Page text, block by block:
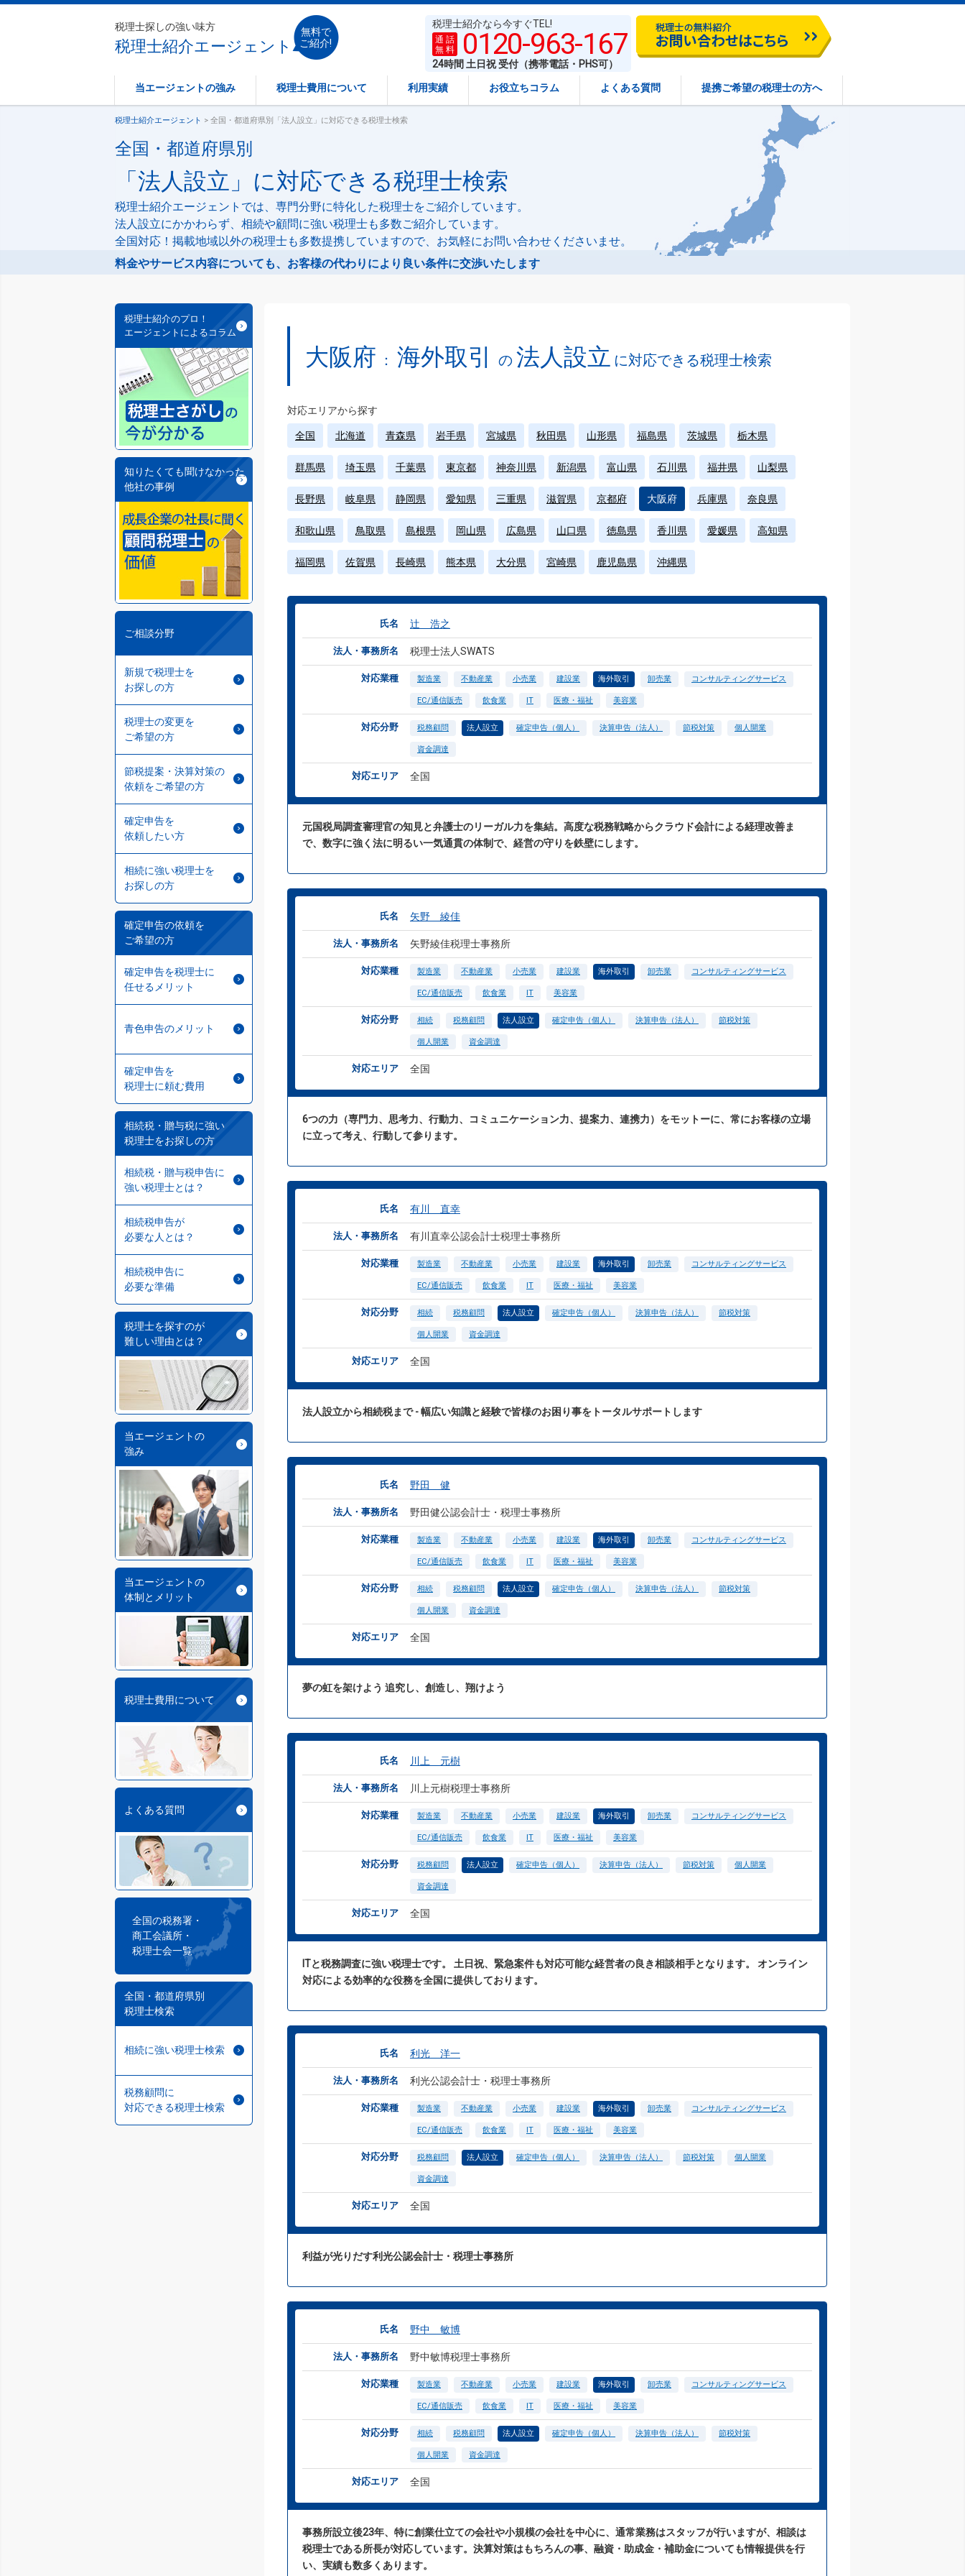
税理士探しの強い味方
税理士紹介エージェント
無料で
ご紹介!
税理士紹介なら今すぐTEL!
通 話
無 料
0120-963-167
24時間 土日祝 受付（携帯電話・PHS可）
当エージェントの強み 税理士費用について 利用実績 お役立ちコラム よくある質問 提携ご希望の税理士の方へ
税理士紹介エージェント > 全国・都道府県別「法人設立」に対応できる税理士検索
全国・都道府県別
「法人設立」に対応できる税理士検索
税理士紹介エージェントでは、専門分野に特化した税理士をご紹介しています。
法人設立にかかわらず、相続や顧問に強い税理士も多数ご紹介しています。
全国対応！掲載地域以外の税理士も多数提携していますので、お気軽にお問い合わせくださいませ。
料金やサービス内容についても、お客様の代わりにより良い条件に交渉いたします
税理士紹介のプロ！
エージェントによるコラム
知りたくても聞けなかった
他社の事例
ご相談分野
新規で税理士を
お探しの方
税理士の変更を
ご希望の方
節税提案・決算対策の
依頼をご希望の方
確定申告を
依頼したい方
相続に強い税理士を
お探しの方
確定申告の依頼を
ご希望の方
確定申告を税理士に
任せるメリット
青色申告のメリット
確定申告を
税理士に頼む費用
相続税・贈与税に強い
税理士をお探しの方
相続税・贈与税申告に
強い税理士とは？
相続税申告が
必要な人とは？
相続税申告に
必要な準備
税理士を探すのが
難しい理由とは？
当エージェントの
強み
当エージェントの
体制とメリット
税理士費用について
よくある質問
全国の税務署・
商工会議所・
税理士会一覧
全国・都道府県別
税理士検索
相続に強い税理士検索
税務顧問に
対応できる税理士検索
大阪府 ： 海外取引 の 法人設立 に対応できる税理士検索
対応エリアから探す
全国 北海道 青森県 岩手県 宮城県 秋田県 山形県 福島県 茨城県 栃木県
群馬県 埼玉県 千葉県 東京都 神奈川県 新潟県 富山県 石川県 福井県 山梨県
長野県 岐阜県 静岡県 愛知県 三重県 滋賀県 京都府 大阪府 兵庫県 奈良県
和歌山県 鳥取県 島根県 岡山県 広島県 山口県 徳島県 香川県 愛媛県 高知県
福岡県 佐賀県 長崎県 熊本県 大分県 宮崎県 鹿児島県 沖縄県
氏名 辻 浩之
法人・事務所名 税理士法人SWATS
対応業種 製造業 不動産業 小売業 建設業 海外取引 卸売業 コンサルティングサービス
EC/通信販売 飲食業 IT 医療・福祉 美容業
対応分野 税務顧問 法人設立 確定申告（個人） 決算申告（法人） 節税対策 個人開業
資金調達
対応エリア 全国
元国税局調査審理官の知見と弁護士のリーガル力を集結。高度な税務戦略からクラウド会計による経理改善ま
で、数字に強く法に明るい一気通貫の体制で、経営の守りを鉄壁にします。
氏名 矢野 綾佳
法人・事務所名 矢野綾佳税理士事務所
対応業種 製造業 不動産業 小売業 建設業 海外取引 卸売業 コンサルティングサービス
EC/通信販売 飲食業 IT 美容業
対応分野 相続 税務顧問 法人設立 確定申告（個人） 決算申告（法人） 節税対策
個人開業 資金調達
対応エリア 全国
6つの力（専門力、思考力、行動力、コミュニケーション力、提案力、連携力）をモットーに、常にお客様の立場
に立って考え、行動して参ります。
氏名 有川 直幸
法人・事務所名 有川直幸公認会計士税理士事務所
対応業種 製造業 不動産業 小売業 建設業 海外取引 卸売業 コンサルティングサービス
EC/通信販売 飲食業 IT 医療・福祉 美容業
対応分野 相続 税務顧問 法人設立 確定申告（個人） 決算申告（法人） 節税対策
個人開業 資金調達
対応エリア 全国
法人設立から相続税まで - 幅広い知識と経験で皆様のお困り事をトータルサポートします
氏名 野田 健
法人・事務所名 野田健公認会計士・税理士事務所
対応業種 製造業 不動産業 小売業 建設業 海外取引 卸売業 コンサルティングサービス
EC/通信販売 飲食業 IT 医療・福祉 美容業
対応分野 相続 税務顧問 法人設立 確定申告（個人） 決算申告（法人） 節税対策
個人開業 資金調達
対応エリア 全国
夢の虹を架けよう 追究し、創造し、翔けよう
氏名 川上 元樹
法人・事務所名 川上元樹税理士事務所
対応業種 製造業 不動産業 小売業 建設業 海外取引 卸売業 コンサルティングサービス
EC/通信販売 飲食業 IT 医療・福祉 美容業
対応分野 税務顧問 法人設立 確定申告（個人） 決算申告（法人） 節税対策 個人開業
資金調達
対応エリア 全国
ITと税務調査に強い税理士です。 土日祝、緊急案件も対応可能な経営者の良き相談相手となります。 オンライン
対応による効率的な役務を全国に提供しております。
氏名 利光 洋一
法人・事務所名 利光公認会計士・税理士事務所
対応業種 製造業 不動産業 小売業 建設業 海外取引 卸売業 コンサルティングサービス
EC/通信販売 飲食業 IT 医療・福祉 美容業
対応分野 税務顧問 法人設立 確定申告（個人） 決算申告（法人） 節税対策 個人開業
資金調達
対応エリア 全国
利益が光りだす利光公認会計士・税理士事務所
氏名 野中 敏博
法人・事務所名 野中敏博税理士事務所
対応業種 製造業 不動産業 小売業 建設業 海外取引 卸売業 コンサルティングサービス
EC/通信販売 飲食業 IT 医療・福祉 美容業
対応分野 相続 税務顧問 法人設立 確定申告（個人） 決算申告（法人） 節税対策
個人開業 資金調達
対応エリア 全国
事務所設立後23年、特に創業仕立ての会社や小規模の会社を中心に、通常業務はスタッフが行いますが、相談は
税理士である所長が対応しています。決算対策はもちろんの事、融資・助成金・補助金についても情報提供を行
い、実績も数多くあります。